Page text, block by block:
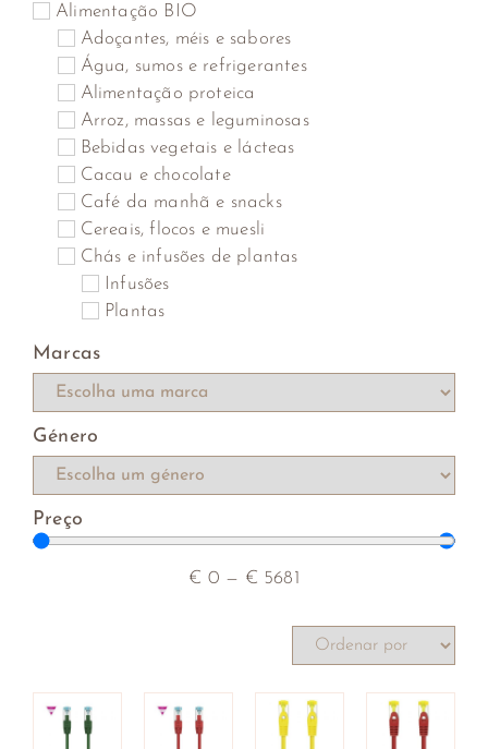
Alimentação BIO
Adoçantes, méis e sabores
Água, sumos e refrigerantes
Alimentação proteica
Arroz, massas e leguminosas
Bebidas vegetais e lácteas
Cacau e chocolate
Café da manhã e snacks
Cereais, flocos e muesli
Chás e infusões de plantas
Infusões
Plantas
Cogumelos, algas marinhas, algas secas e
rebentos
Compotas e cremes de barrar
Farinhas, leveduras e sêmolas
Hambúrgueres vegetarianos
Iogurtes e sobremesas vegetais
Macrobiótica
Mercearia
Molhos, óleos, vinagres e condimentos
Sementes, frutos secos e desidratados
Sopas, cremes e caldos
Marcas
Género
Preço
€ 0 — € 5681